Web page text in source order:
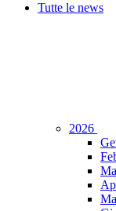
Tutte le news
2026